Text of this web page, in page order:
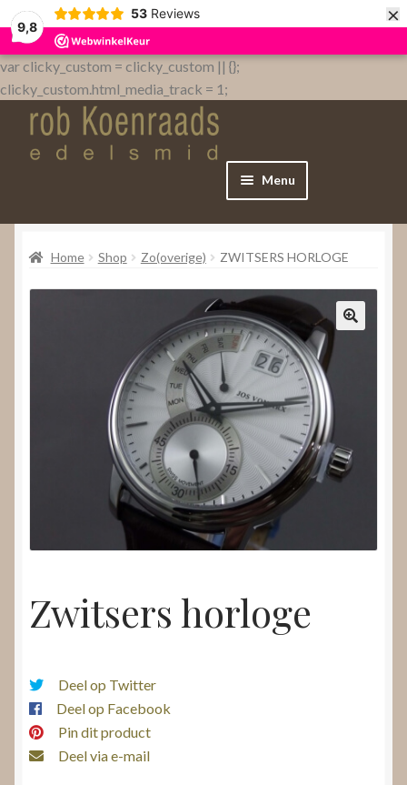
9,8
53 Reviews ×
var clicky_custom = clicky_custom || {};
clicky_custom.html_media_track = 1;
Menu
Home
Submenu
uitvouwen
Home Shop Zo(overige) ZWITSERS HORLOGE
Zwitsers horloge
Deel op Twitter
Deel op Facebook
Pin dit product
Deel via e-mail